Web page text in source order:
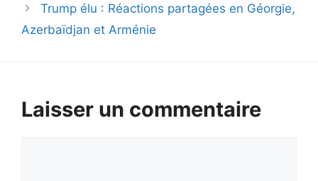
Trump élu : Réactions partagées en Géorgie,
Azerbaïdjan et Arménie
Laisser un commentaire